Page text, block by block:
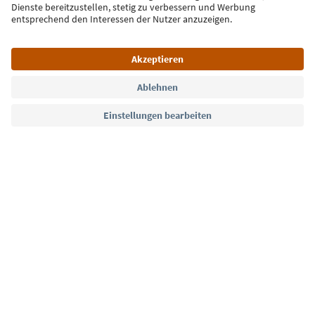
Jetzt anmelden